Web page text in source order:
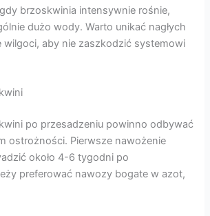
brzoskwinia intensywnie rośnie,
dużo wody. Warto unikać nagłych
wilgoci, aby nie zaszkodzić systemowi
po przesadzeniu powinno odbywać
ostrożności. Pierwsze nawożenie
około 4-6 tygodni po
preferować nawozy bogate w azot,